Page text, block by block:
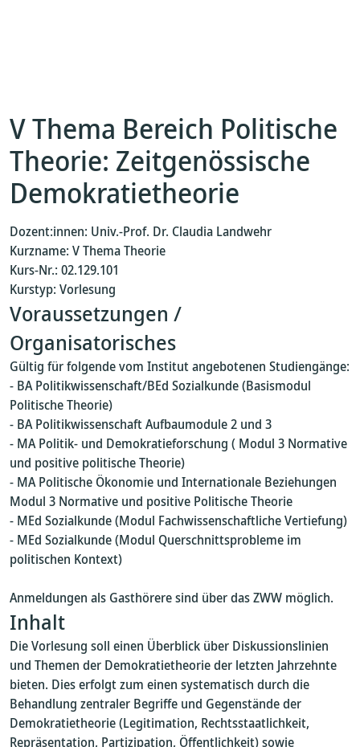
V Thema Bereich Politische
Theorie: Zeitgenössische
Demokratietheorie
Dozent:innen: Univ.-Prof. Dr. Claudia Landwehr
Kurzname: V Thema Theorie
Kurs-Nr.: 02.129.101
Kurstyp: Vorlesung
Voraussetzungen /
Organisatorisches
Gültig für folgende vom Institut angebotenen Studiengänge:
- BA Politikwissenschaft/BEd Sozialkunde (Basismodul
Politische Theorie)
- BA Politikwissenschaft Aufbaumodule 2 und 3
- MA Politik- und Demokratieforschung ( Modul 3 Normative
und positive politische Theorie)
- MA Politische Ökonomie und Internationale Beziehungen
Modul 3 Normative und positive Politische Theorie
- MEd Sozialkunde (Modul Fachwissenschaftliche Vertiefung)
- MEd Sozialkunde (Modul Querschnittsprobleme im
politischen Kontext)
Anmeldungen als Gasthörere sind über das ZWW möglich.
Inhalt
Die Vorlesung soll einen Überblick über Diskussionslinien
und Themen der Demokratietheorie der letzten Jahrzehnte
bieten. Dies erfolgt zum einen systematisch durch die
Behandlung zentraler Begriffe und Gegenstände der
Demokratietheorie (Legitimation, Rechtsstaatlichkeit,
Repräsentation, Partizipation, Öffentlichkeit) sowie